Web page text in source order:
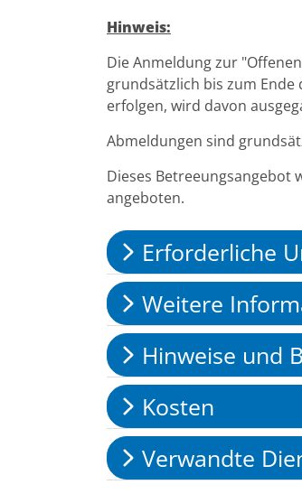
Beschreibung
Hinweis:
Die Anmeldung zur
grundsätzlich bis zum Ende
erfolgen, wird davon
Abmeldungen sind
Dieses Betreeungsangebot
angeboten.
Erforderliche
Weitere
Hinweise und
Kosten
Verwandte